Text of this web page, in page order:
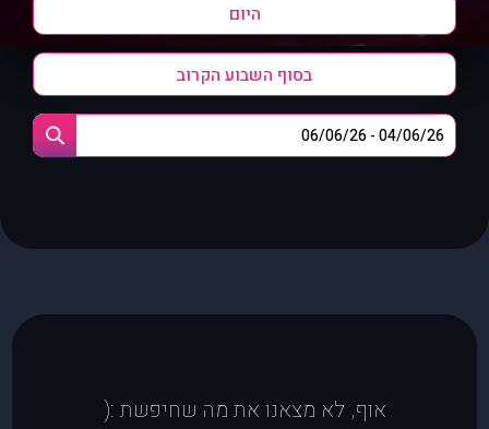
היום
בסוף השבוע הקרוב
אוף, לא מצאנו את מה שחיפשת :(